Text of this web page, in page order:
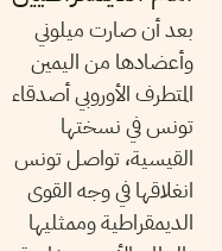
بعد أن صارت ميلوني
وأعضادها من اليمين
المتطرف الأوروبي أصدقاء
تونس في نسختها
القيسية، تواصل تونس
انغلاقها في وجه القوى
الديمقراطية وممثليها